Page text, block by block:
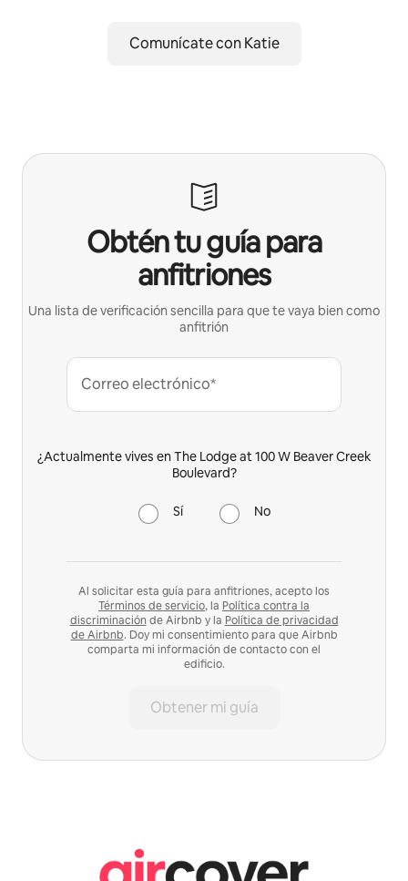
Comunícate con Katie
Obtén tu guía para
anfitriones
Una lista de verificación sencilla para que te vaya bien como
anfitrión
Correo electrónico*
¿Actualmente vives en The Lodge at 100 W Beaver Creek
Boulevard?
Sí No
Al solicitar esta guía para anfitriones, acepto los
Términos de servicio, la Política contra la
discriminación de Airbnb y la Política de privacidad
de Airbnb. Doy mi consentimiento para que Airbnb
comparta mi información de contacto con el
edificio.
Obtener mi guía